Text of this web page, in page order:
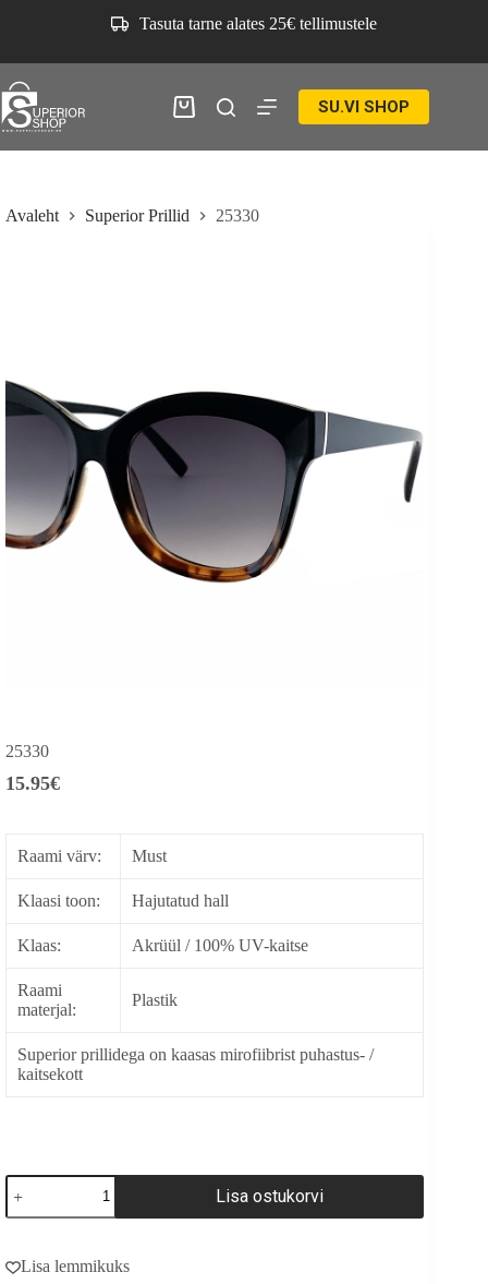
Tasuta tarne alates 25€ tellimustele
Ostukorv SU.VI SHOP
Avaleht Superior Prillid 25330
25330
15.95€
Raami värv: Must
Klaasi toon: Hajutatud hall
Klaas: Akrüül / 100% UV-kaitse
Raami
materjal:
Plastik
Superior prillidega on kaasas mirofiibrist puhastus- /
kaitsekott
25330
kogus
Lisa ostukorvi
t
Lisa lemmikuks